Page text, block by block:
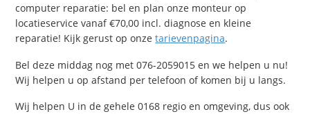
computer reparatie: bel en plan onze monteur op
locatieservice vanaf €70,00 incl. diagnose en kleine
reparatie! Kijk gerust op onzetarievenpagina.
Bel deze middag nog met 076-2059015 en we helpen u nu!
Wij helpen u op afstand per telefoon of komen bij u langs.
Wij helpen U in de gehele 0168 regio en omgeving, dus ook